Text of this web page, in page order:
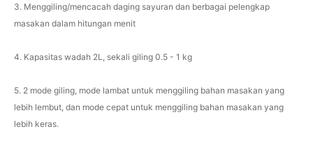
3. Menggiling/mencacah daging sayuran dan berbagai pelengkap
masakan dalam hitungan menit
4. Kapasitas wadah 2L, sekali giling 0.5 - 1 kg
5. 2 mode giling, mode lambat untuk menggiling bahan masakan yang
lebih lembut, dan mode cepat untuk menggiling bahan masakan yang
lebih keras.